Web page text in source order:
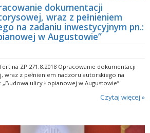
dokumentacji
wraz z pełnieniem
na zadaniu inwestycyjnym pn.:
w Augustowie”
na ZP.271.8.2018 Opracowanie dokumentacji
z pełnieniem nadzoru autorskiego na
ulicy Łopianowej w Augustowie”
Czytaj więcej »